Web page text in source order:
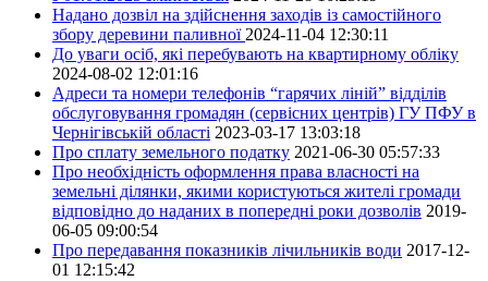
Надано дозвіл на здійснення заходів із самостійного
збору деревини паливної2024-11-04 12:30:11
До уваги осіб, які перебувають на квартирному обліку
2024-08-02 12:01:16
Адреси та номери телефонів “гарячих ліній” відділів
обслуговування громадян (сервісних центрів) ГУ ПФУ в
Чернігівській області 2023-03-17 13:03:18
Про сплату земельного податку 2021-06-30 05:57:33
Про необхідність оформлення права власності на
земельні ділянки, якими користуються жителі громади
відповідно до наданих в попередні роки дозволів 2019-
06-05 09:00:54
Про передавання показників лічильників води 2017-12-
01 12:15:42